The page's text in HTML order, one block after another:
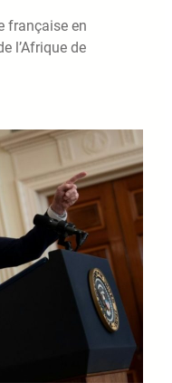
française en
l’Afrique de